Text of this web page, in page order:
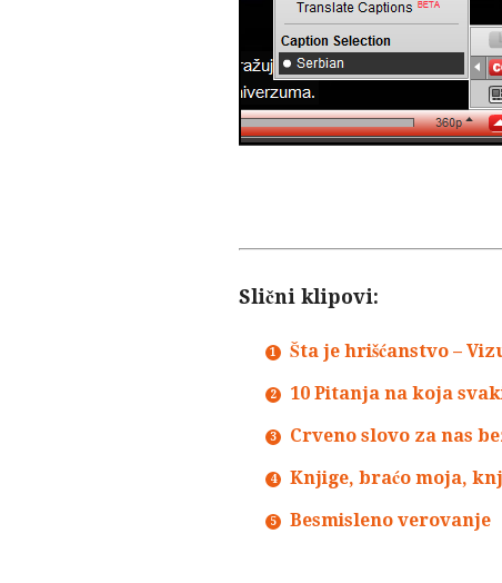
Slični klipovi:
Šta je hrišćanstvo –
10 Pitanja na koja
Crveno slovo za nas
Knjige, braćo moja,
Besmisleno verovanje